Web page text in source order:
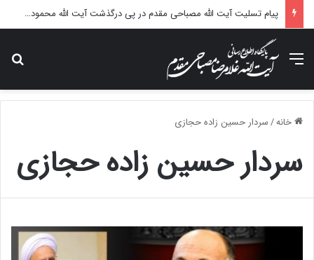
پیام تسلیت آیت الله مصباحی مقدم در پی درگذشت آیت الله محمودی گلپایگانی
منو
خانه/سردار حسین زاده حجازی
سردار حسین زاده حجازی